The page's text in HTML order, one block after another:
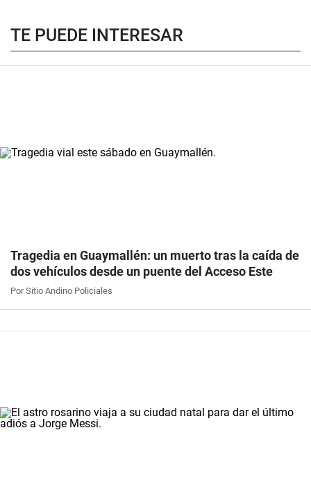
TE PUEDE INTERESAR
Tragedia en Guaymallén: un muerto tras la caída de
dos vehículos desde un puente del Acceso Este
Por Sitio Andino Policiales